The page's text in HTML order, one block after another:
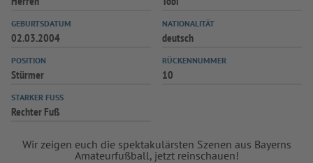
GEBURTSDATUM
02.03.2004
NATIONALITÄT
deutsch
POSITION
Stürmer
RÜCKENNUMMER
10
STARKER FUSS
Rechter Fuß
Wir zeigen euch die spektakulärsten Szenen aus Bayerns
Amateurfußball, jetzt reinschauen!